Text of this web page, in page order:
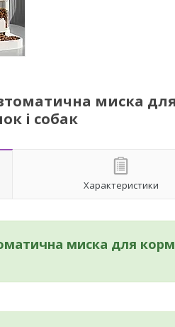
миска
і собак
Характеристики
миска для